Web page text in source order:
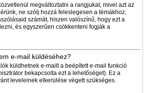
megváltoztatni a rangjukat, mivel azt az
ne szólj hozzá feleslegesen a témákhoz,
számát, hiszen valószínű, hogy ezt a
és egyszerűen csökkenteni fogják a
e-mail küldéséhez?
küldhetnek e-mailt a beépített e-mail funkció
bekapcsolta ezt a lehetőséget). Ez a
leveleinek elkerülése végett szükséges.